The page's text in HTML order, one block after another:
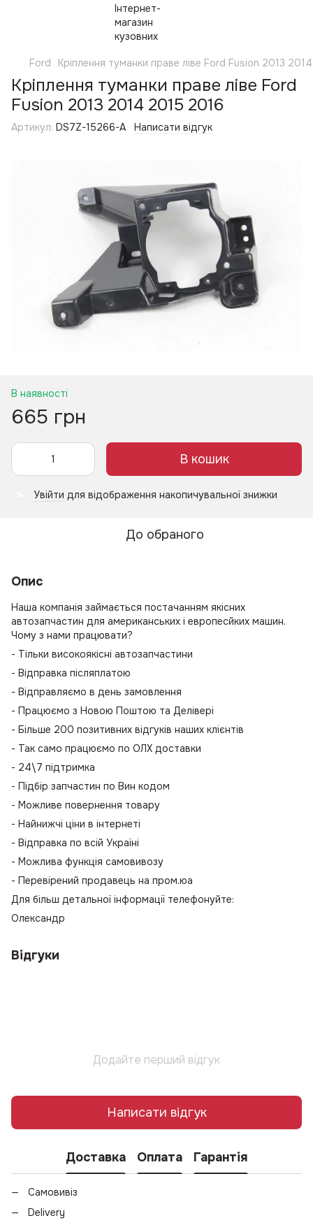
Ford Кріплення туманки праве ліве Ford Fusion 2013
Кріплення туманки праве ліве Ford
Fusion 2013 2014 2015 2016
Артикул: DS7Z-15266-A Написати відгук
В наявності
665 грн
В кошик
Увійти для відображення накопичувальної знижки
До обраного
Опис
Наша компанія займається постачанням якісних
автозапчастин для американських і европесйких машин.
Чому з нами працювати?
- Тільки високоякісні автозапчастини
- Відправка післяплатою
- Відправляємо в день замовлення
- Працюємо з Новою Поштою та Делівері
- Більше 200 позитивних відгуків наших клієнтів
- Так само працюємо по ОЛХ доставки
- 24\7 підтримка
- Підбір запчастин по Вин кодом
- Можливе повернення товару
- Найнижчі ціни в інтернеті
- Відправка по всій Україні
- Можлива функція самовивозу
- Перевірений продавець на пром.юа
Для більш детальної інформації телефонуйте:
Олександр
Відгуки
Додайте перший відгук
Написати відгук
Доставка Оплата Гарантія
Самовивіз
Delivery